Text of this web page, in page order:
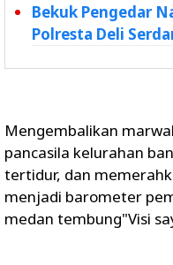
Bekuk Pengedar
Polresta Deli
Mengembalikan
pancasila kelurahan
tertidur, dan
menjadi barometer
medan tembung"Visi